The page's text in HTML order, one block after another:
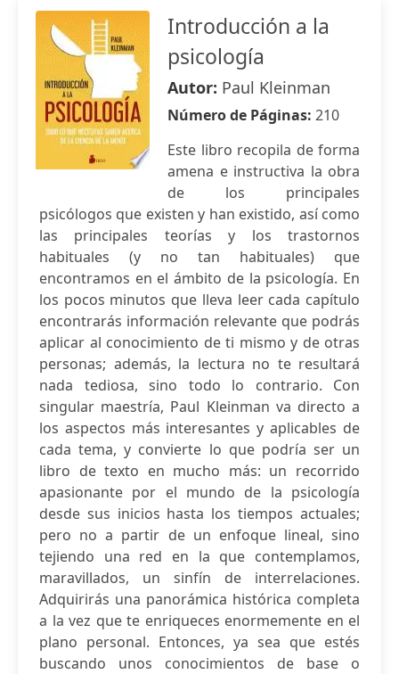
Introducción a la
psicología
Autor: Paul Kleinman
Número de Páginas: 210
Este libro recopila de forma
amena e instructiva la obra
de los principales
psicólogos que existen y han existido, así como
las principales teorías y los trastornos
habituales (y no tan habituales) que
encontramos en el ámbito de la psicología. En
los pocos minutos que lleva leer cada capítulo
encontrarás información relevante que podrás
aplicar al conocimiento de ti mismo y de otras
personas; además, la lectura no te resultará
nada tediosa, sino todo lo contrario. Con
singular maestría, Paul Kleinman va directo a
los aspectos más interesantes y aplicables de
cada tema, y convierte lo que podría ser un
libro de texto en mucho más: un recorrido
apasionante por el mundo de la psicología
desde sus inicios hasta los tiempos actuales;
pero no a partir de un enfoque lineal, sino
tejiendo una red en la que contemplamos,
maravillados, un sinfín de interrelaciones.
Adquirirás una panorámica histórica completa
a la vez que te enriqueces enormemente en el
plano personal. Entonces, ya sea que estés
buscando unos conocimientos de base o